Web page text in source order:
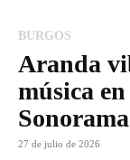
BURGOS
Aranda
música
Sonorama
27 de julio de 2026